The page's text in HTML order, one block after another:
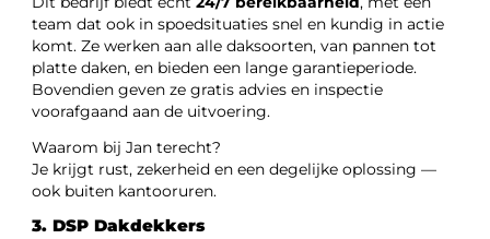
team dat ook in spoedsituaties snel en kundig in actie
komt. Ze werken aan alle daksoorten, van pannen tot
platte daken, en bieden een lange garantieperiode.
Bovendien geven ze gratis advies en inspectie
voorafgaand aan de uitvoering.
Waarom bij Jan terecht?
Je krijgt rust, zekerheid en een degelijke oplossing —
ook buiten kantooruren.
3. DSP Dakdekkers